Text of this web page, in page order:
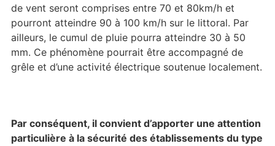
de vent seront comprises entre 70 et 80km/h et
pourront atteindre 90 à 100 km/h sur le littoral. Par
ailleurs, le cumul de pluie pourra atteindre 30 à 50
mm. Ce phénomène pourrait être accompagné de
grêle et d’une activité électrique soutenue localement.
Par conséquent, il convient d’apporter une attention
particulière à la sécurité des établissements du type